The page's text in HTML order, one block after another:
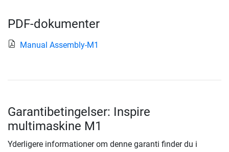
PDF-dokumenter
Manual Assembly-M1
Garantibetingelser: Inspire
multimaskine M1
Yderligere informationer om denne garanti finder du i